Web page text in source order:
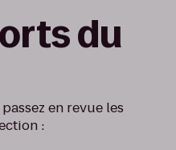
du
en revue les
: